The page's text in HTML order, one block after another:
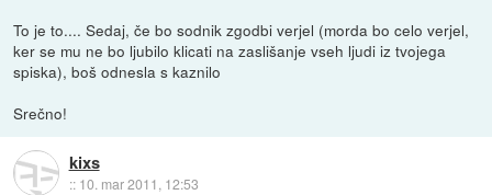
To je to.... Sedaj, če bo sodnik zgodbi verjel (morda bo celo verjel,
ker se mu ne bo ljubilo klicati na zaslišanje vseh ljudi iz tvojega
spiska), boš odnesla s kaznilo
Srečno!
kixs
:: 10. mar 2011, 12:53